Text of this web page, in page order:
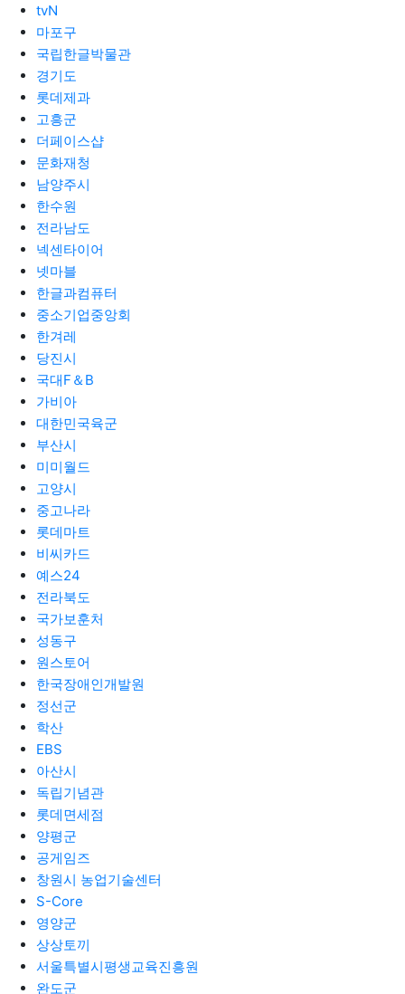
tvN
마포구
국립한글박물관
경기도
롯데제과
고흥군
더페이스샵
문화재청
남양주시
한수원
전라남도
넥센타이어
넷마블
한글과컴퓨터
중소기업중앙회
한겨레
당진시
국대F＆B
가비아
대한민국육군
부산시
미미월드
고양시
중고나라
롯데마트
비씨카드
예스24
전라북도
국가보훈처
성동구
원스토어
한국장애인개발원
정선군
학산
EBS
아산시
독립기념관
롯데면세점
양평군
공게임즈
창원시 농업기술센터
S-Core
영양군
상상토끼
서울특별시평생교육진흥원
완도군